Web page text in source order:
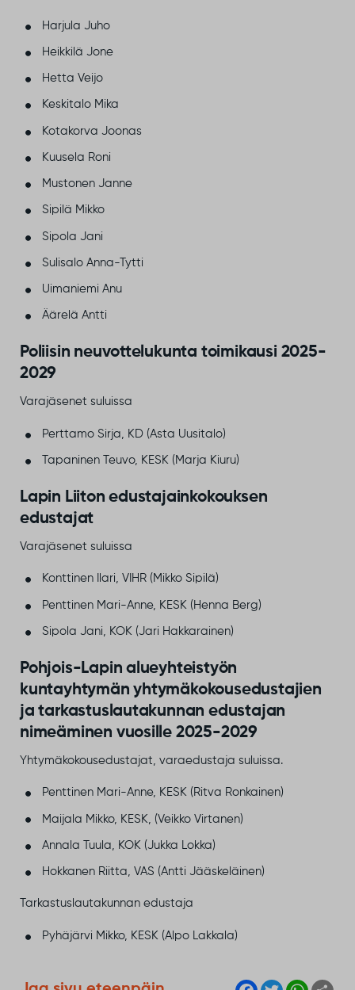
​Harjula Juho
Heikkilä Jone
Hetta Veijo
Keskitalo Mika
Kotakorva Joonas
Kuusela Roni
​Mustonen Janne
Sipilä Mikko
Sipola Jani
Sulisalo Anna-Tytti
Uimaniemi Anu
Äärelä Antti
Poliisin neuvottelukunta toimikausi​ 2025-
2029
​Varajäsenet suluissa
​Perttamo Sirja, KD (​Asta Uusitalo)
Tapaninen Teuvo, KESK (​Marja Kiuru)
​​Lapin Liiton edustajainkokouksen
edustajat​
​Varajäsenet suluissa
Konttinen Ilari, VIHR (​Mikko Sipilä)
​Penttinen Mari-Anne, KESK (​Henna Berg)
​Sipola Jani, KOK (​​Jari Hakkarainen​)
Pohjois-Lapin alueyhteistyön
kuntayhtymän yhtymäkokousedustajien
ja tarkastuslautakunnan edustajan
nimeäminen vuosille 2025-2029
Yhtymäkokousedustajat, varaedustaja suluissa.
Penttinen Mari-Anne, KESK (Ritva Ronkainen)
​Maijala Mikko, KESK, (Veikko Virtanen)
​Annala Tuula, KOK (​Jukka Lokka)
​Hokkanen Riitta, VAS (Antti Jääskeläinen)
Tarkastuslautakunnan edustaja
​Pyhäjärvi Mikko, KESK (​Alpo Lakkala)
F T W